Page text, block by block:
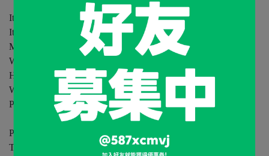
Item : Stars Pachypodium Gracilius Doji
Item ID: HSPGD25-425
Material: Cotton / Fabric
Width: 110mm
Height: 160mm
Weight: SUM 130g
Price: 2880NTD
Product include A Baichuan Navy Blue S POT!
This product is limited to one per customer.